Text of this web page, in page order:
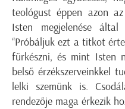
teológust éppen azon
Isten megjelenése
“Próbáljuk ezt a titkot
fürkészni, és mint Isten
belső érzékszerveinkkel
lelki szemünk is.
rendezője maga érkezik